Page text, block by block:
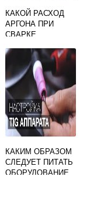
КАКОЙ РАСХОД
АРГОНА ПРИ
СВАРКЕ
ПОЛУАВТОМАТОМ
КАКИМ ОБРАЗОМ
СЛЕДУЕТ ПИТАТЬ
ОБОРУДОВАНИЕ